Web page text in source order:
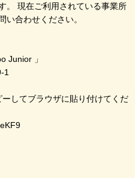
。 現在ご利用されている事業所
い合わせください。
Junior 」
1
してブラウザに貼り付けてくだ